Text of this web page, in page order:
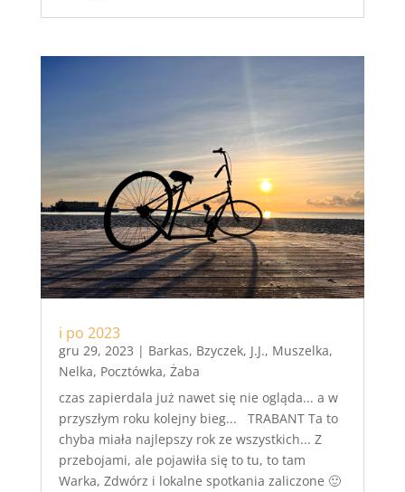
i po 2023
gru 29, 2023 | Barkas, Bzyczek, J.J., Muszelka,
Nelka, Pocztówka, Żaba
czas zapierdala już nawet się nie ogląda... a w
przyszłym roku kolejny bieg... TRABANT Ta to
chyba miała najlepszy rok ze wszystkich... Z
przebojami, ale pojawiła się to tu, to tam
Warka, Zdwórz i lokalne spotkania zaliczone 🙂